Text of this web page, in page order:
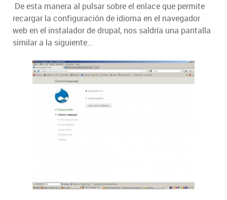
De esta manera al pulsar sobre el enlace que permite
recargar la configuración de idioma en el navegador
web en el instalador de drupal, nos saldría una pantalla
similar a la siguiente…